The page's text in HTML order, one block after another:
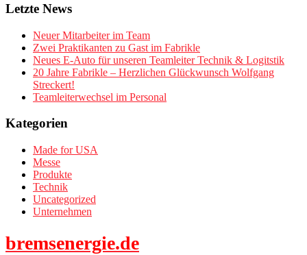
Letzte News
Neuer Mitarbeiter im Team
Zwei Praktikanten zu Gast im Fabrikle
Neues E-Auto für unseren Teamleiter Technik & Logitstik
20 Jahre Fabrikle – Herzlichen Glückwunsch Wolfgang
Streckert!
Teamleiterwechsel im Personal
Kategorien
Made for USA
Messe
Produkte
Technik
Uncategorized
Unternehmen
bremsenergie.de